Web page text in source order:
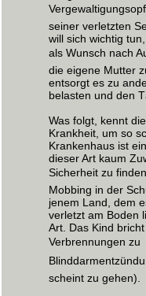
seiner verletzten
will sich wichtig
als Wunsch nach
die eigene Mutter
entsorgt es zu
belasten und den
Was folgt, kennt
Krankheit, um so
Krankenhaus ist
dieser Art kaum
Sicherheit zu
Mobbing in der
jenem Land, dem
verletzt am Boden
Art. Das Kind
Verbrennungen zu
scheint zu gehen).